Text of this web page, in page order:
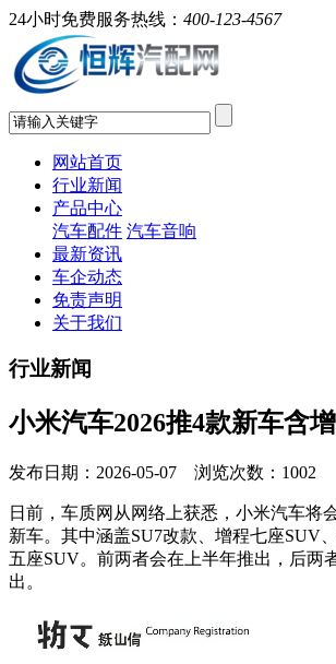
24小时免费服务热线： 400-123-4567
网站首页
行业新闻
产品中心
汽车配件 汽车音响
最新资讯
车企动态
免责声明
关于我们
行业新闻
小米汽车2026推4款新车含
发布日期：2026-05-07 浏览次数： 1002
日前，车质网从网络上获悉，小米汽车将
新车。其中涵盖SU7改款、增程七座SUV
五座SUV。前两者会在上半年推出，后两
出。